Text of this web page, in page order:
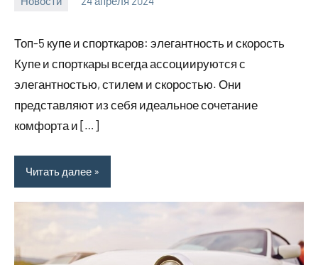
Топ-5 купе и спорткаров: элегантность и скорость
Купе и спорткары всегда ассоциируются с
элегантностью, стилем и скоростью. Они
представляют из себя идеальное сочетание
комфорта и […]
Читать далее